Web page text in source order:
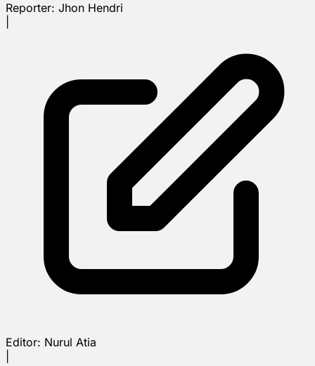
Reporter: Jhon Hendri
Editor: Nurul Atia